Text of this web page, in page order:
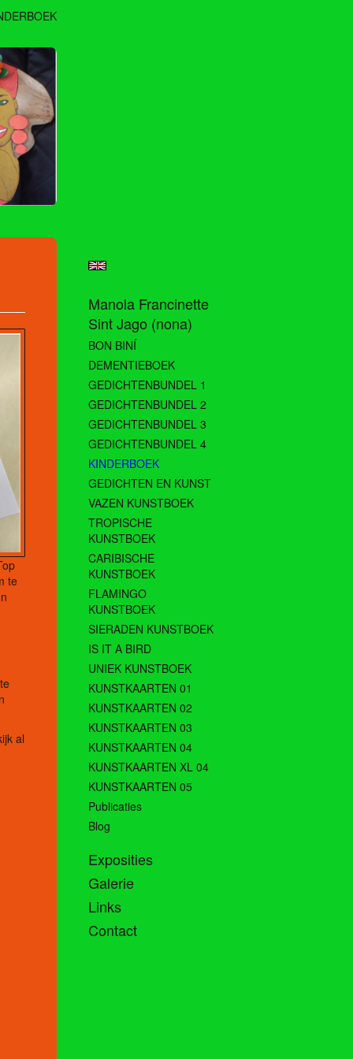
te
al
Manola Francinette
Sint Jago (nona)
BON BINÍ
DEMENTIEBOEK
GEDICHTENBUNDEL 1
GEDICHTENBUNDEL 2
GEDICHTENBUNDEL 3
GEDICHTENBUNDEL 4
KINDERBOEK
GEDICHTEN EN KUNST
VAZEN KUNSTBOEK
TROPISCHE
KUNSTBOEK
CARIBISCHE
KUNSTBOEK
FLAMINGO
KUNSTBOEK
SIERADEN KUNSTBOEK
IS IT A BIRD
UNIEK KUNSTBOEK
KUNSTKAARTEN 01
KUNSTKAARTEN 02
KUNSTKAARTEN 03
KUNSTKAARTEN 04
KUNSTKAARTEN XL 04
KUNSTKAARTEN 05
Publicaties
Blog
Exposities
Galerie
Links
Contact